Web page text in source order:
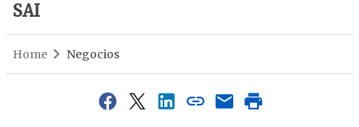
SAI
Home Negocios